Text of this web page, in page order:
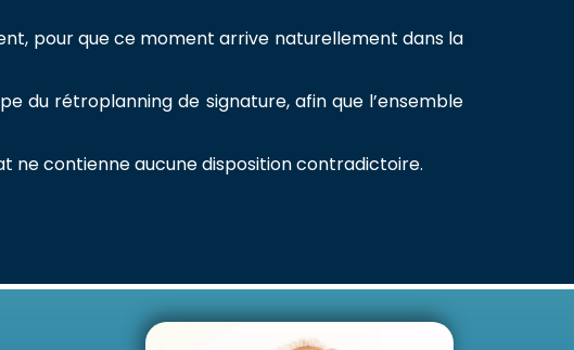
pour que ce moment arrive naturellement dans la
du rétroplanning de signature, afin que l’ensemble
ne contienne aucune disposition contradictoire.